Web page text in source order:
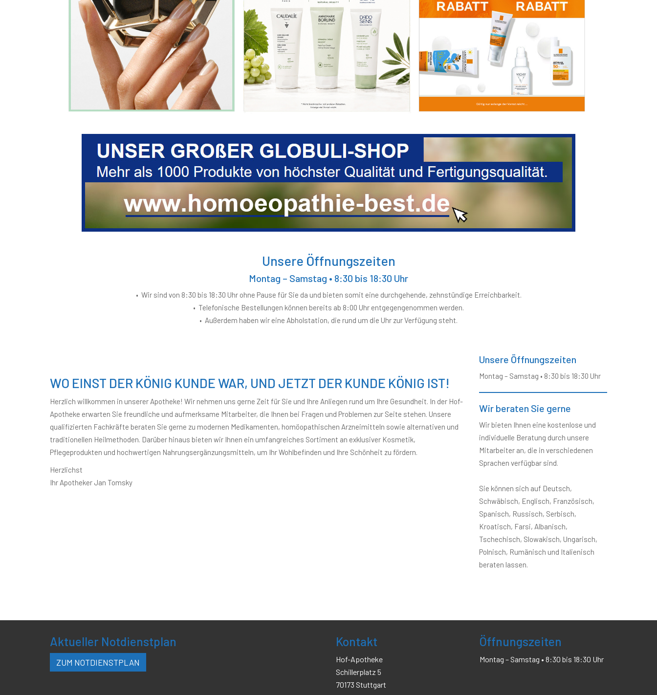
Unsere Öffnungszeiten
Montag – Samstag • 8:30 bis 18:30 Uhr
• Wir sind von 8:30 bis 18:30 Uhr ohne Pause für Sie da und bieten somit eine durchgehende, zehnstündige Erreichbarkeit.
• Telefonische Bestellungen können bereits ab 8:00 Uhr entgegengenommen werden.
• Außerdem haben wir eine Abholstation, die rund um die Uhr zur Verfügung steht.
WO EINST DER KÖNIG KUNDE WAR, UND JETZT DER KUNDE KÖNIG IST!
Herzlich willkommen in unserer Apotheke! Wir nehmen uns gerne Zeit für Sie und Ihre Anliegen rund um Ihre Gesundheit. In der Hof-
Apotheke erwarten Sie freundliche und aufmerksame Mitarbeiter, die Ihnen bei Fragen und Problemen zur Seite stehen. Unsere
qualifizierten Fachkräfte beraten Sie gerne zu modernen Medikamenten, homöopathischen Arzneimitteln sowie alternativen und
traditionellen Heilmethoden. Darüber hinaus bieten wir Ihnen ein umfangreiches Sortiment an exklusiver Kosmetik,
Pflegeprodukten und hochwertigen Nahrungsergänzungsmitteln, um Ihr Wohlbefinden und Ihre Schönheit zu fördern.
Herzlichst
Ihr Apotheker Jan Tomsky
Unsere Öffnungszeiten
Montag – Samstag • 8:30 bis 18:30 Uhr
Wir beraten Sie gerne
Wir bieten Ihnen eine kostenlose und
individuelle Beratung durch unsere
Mitarbeiter an, die in verschiedenen
Sprachen verfügbar sind.
Sie können sich auf Deutsch,
Schwäbisch, Englisch, Französisch,
Spanisch, Russisch, Serbisch,
Kroatisch, Farsi, Albanisch,
Tschechisch, Slowakisch, Ungarisch,
Polnisch, Rumänisch und Italienisch
beraten lassen.
Aktueller Notdienstplan
ZUM NOTDIENSTPLAN
Kontakt
Hof-Apotheke
Schillerplatz 5
70173 Stuttgart
Öffnungszeiten
Montag – Samstag • 8:30 bis 18:30 Uhr